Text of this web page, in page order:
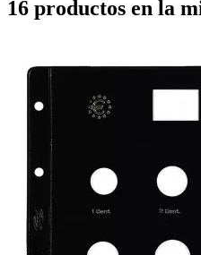
16 productos en la